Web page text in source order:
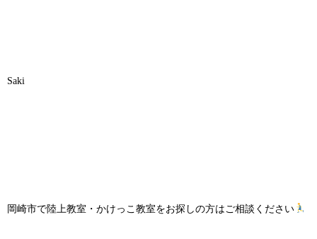
Saki
岡崎市で陸上教室・かけっこ教室をお探しの方はご相談ください